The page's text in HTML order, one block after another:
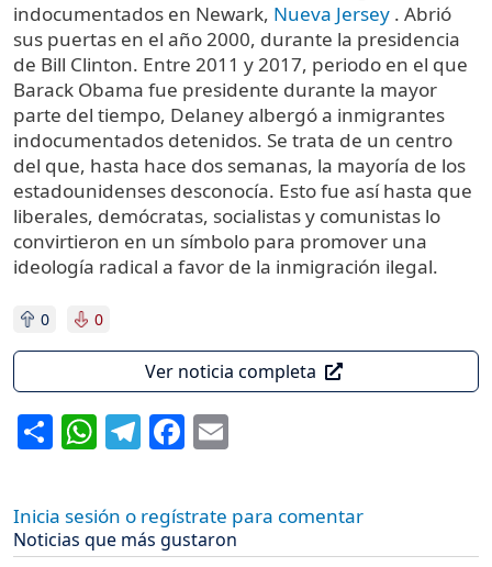
indocumentados en Newark, Nueva Jersey . Abrió
sus puertas en el año 2000, durante la presidencia
de Bill Clinton. Entre 2011 y 2017, periodo en el que
Barack Obama fue presidente durante la mayor
parte del tiempo, Delaney albergó a inmigrantes
indocumentados detenidos. Se trata de un centro
del que, hasta hace dos semanas, la mayoría de los
estadounidenses desconocía. Esto fue así hasta que
liberales, demócratas, socialistas y comunistas lo
convirtieron en un símbolo para promover una
ideología radical a favor de la inmigración ilegal.
0 0
Ver noticia completa
ShareWhatsApp
Telegram
Facebook
Inicia sesión o regístrate para comentar
Noticias que más gustaron